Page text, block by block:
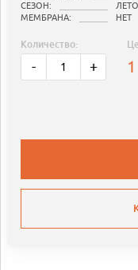
СЕЗОН:
ЛЕТО
МЕМБРАНА:
НЕТ
Количество:
- +